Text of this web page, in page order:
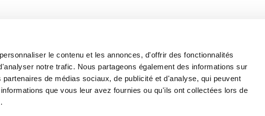
le contenu et les annonces, d'offrir des fonctionnalités
notre trafic. Nous partageons également des informations sur
de médias sociaux, de publicité et d'analyse, qui peuvent
que vous leur avez fournies ou qu'ils ont collectées lors de
Termes
Politique de cookies
» géré par Vertis SGR S.p.A. et soutenu par l'Union européenne NextGerenation EU et :